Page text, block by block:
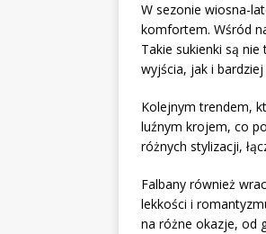
W sezonie wiosna-
komfortem. Wśród
Takie sukienki są
wyjścia, jak i
Kolejnym trendem,
luźnym krojem, co
różnych stylizacji,
Falbany również
lekkości i
na różne okazje, od